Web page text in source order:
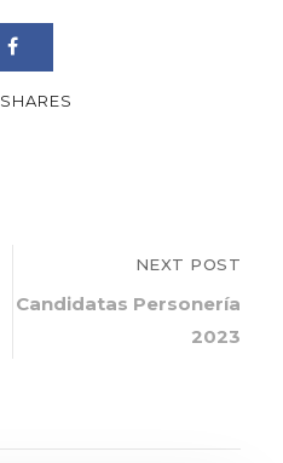
SHARES
NEXT POST
Candidatas Personería
2023